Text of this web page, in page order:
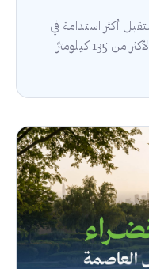
أكثر استدامة في
مدينة الرياض، عبر شريان أخضر يمتد لأكثر من 135 كيلومترًا